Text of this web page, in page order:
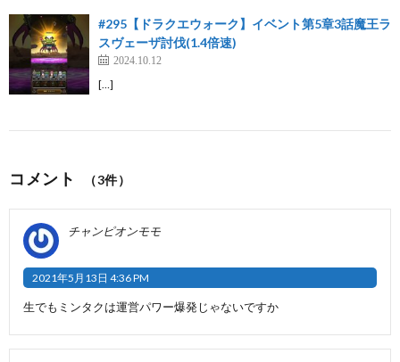
#295【ドラクエウォーク】イベント第5章3話魔王ラ
スヴェーザ討伐(1.4倍速)
2024.10.12
[…]
コメント （3件）
チャンピオンモモ
2021年5月13日 4:36 PM
生でもミンタクは運営パワー爆発じゃないですか